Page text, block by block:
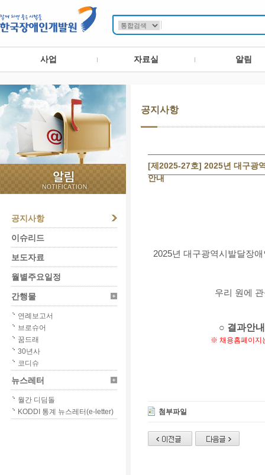
사업 자료실 알림
공지사항
이슈리드
보도자료
월별주요일정
간행물
연례보고서
브로슈어
꿈드래
30년사
코디슈
뉴스레터
월간 디딤돌
KODDI 통계 뉴스레터(e-letter)
공지사항
[제2025-27호] 2025년 대구광
안내
2025년 대구광역시발달장
우리 원에
○ 결과안
※ 채용홈페이지
첨부파일